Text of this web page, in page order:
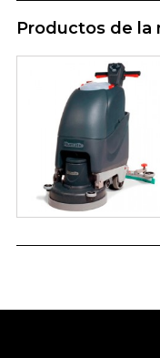
Productos de la